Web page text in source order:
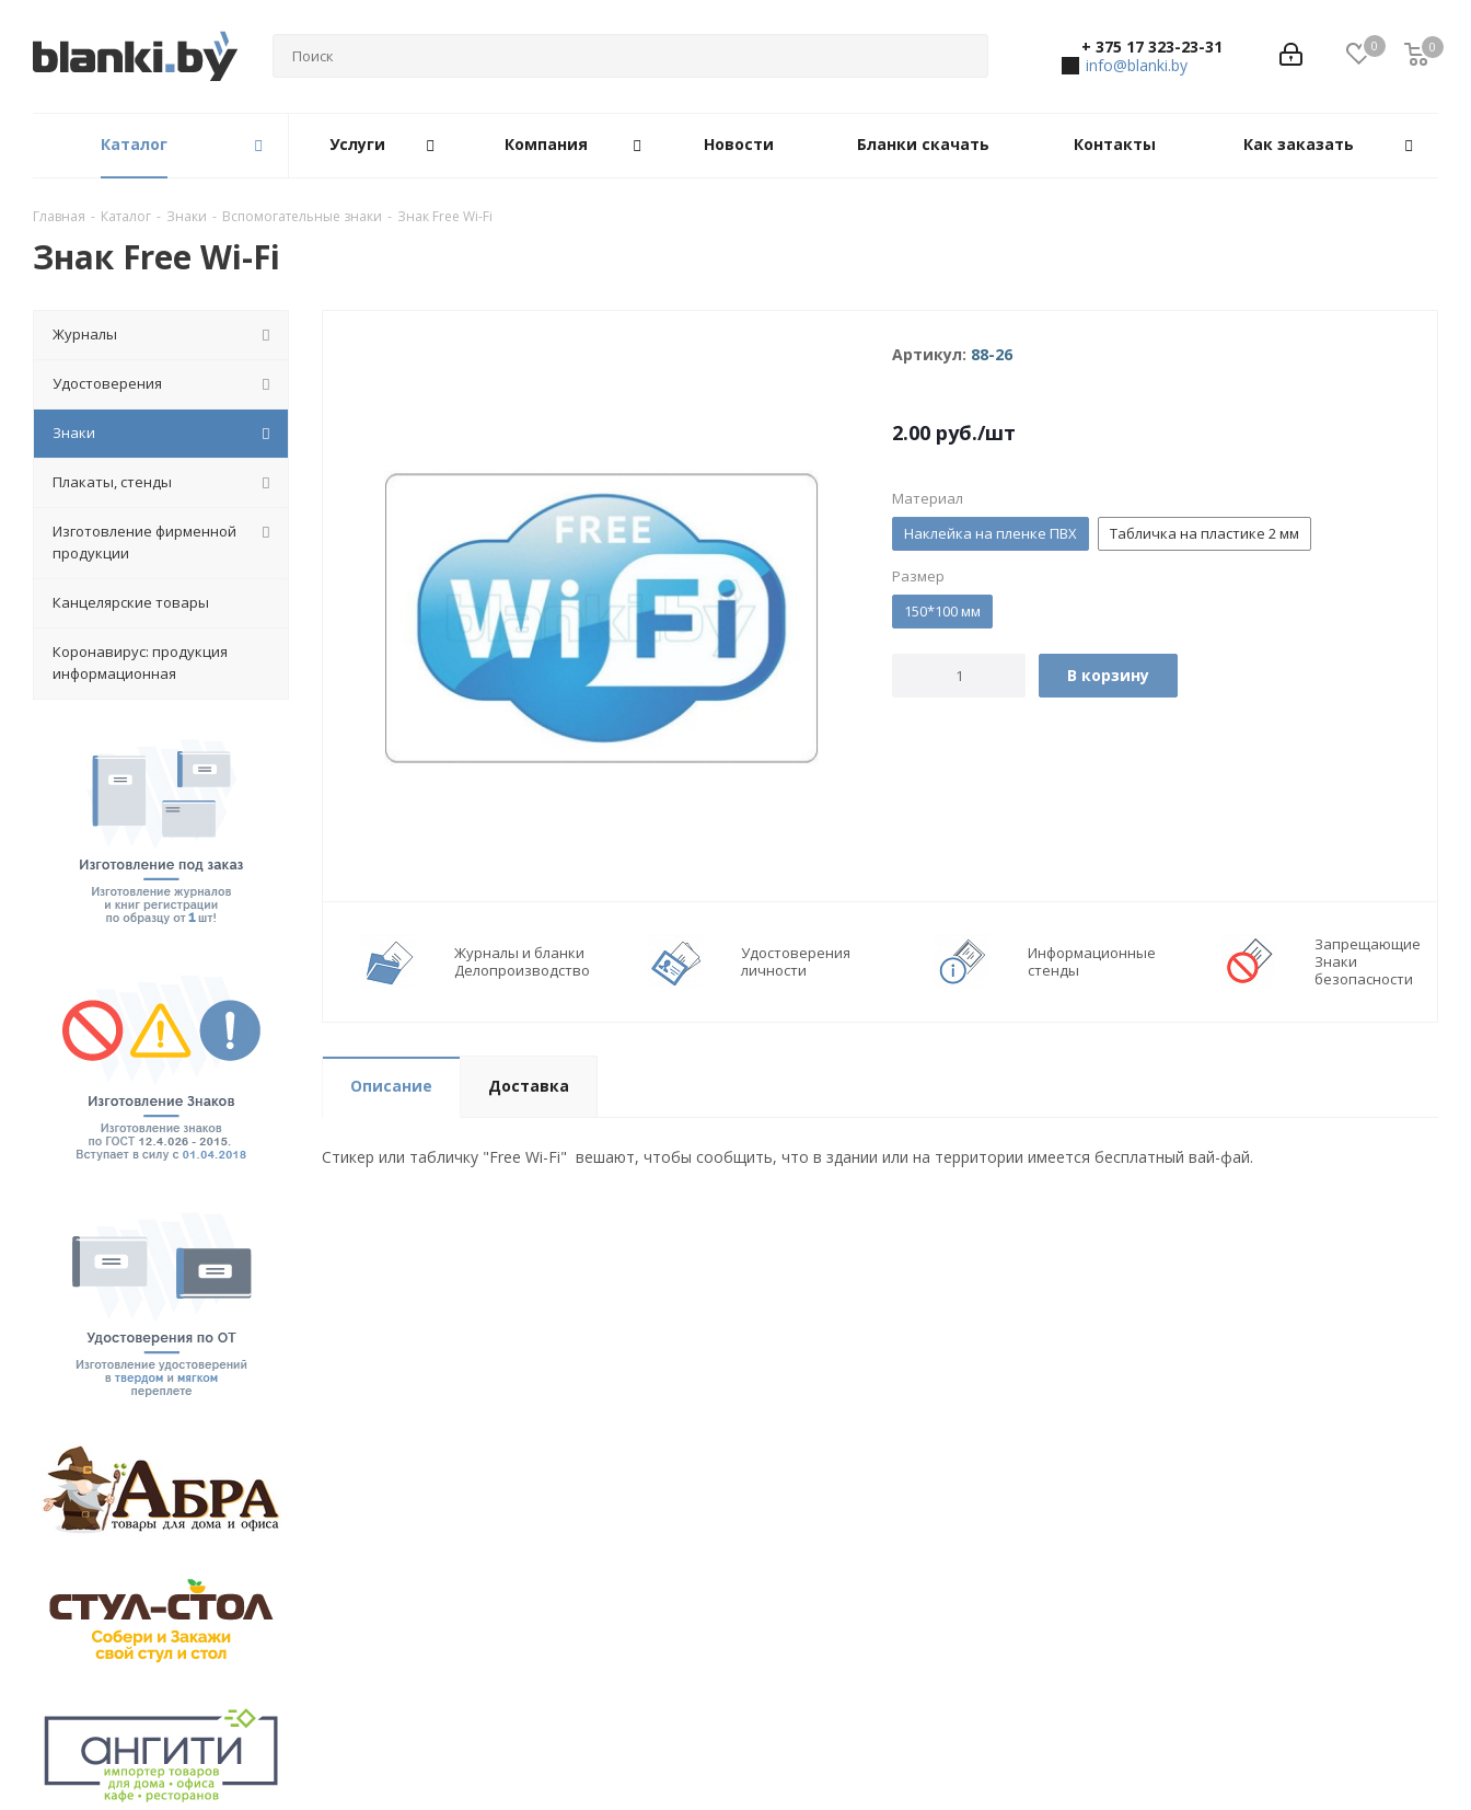
0 0
0
+ 375 17 323-23-31
info@blanki.by
Каталог Услуги Компания Новости Бланки скачать Контакты Как заказать
Главная - Каталог - Знаки - Вспомогательные знаки - Знак Free Wi-Fi
Знак Free Wi-Fi
Артикул: 88-26
2.00 руб./шт
Материал
Наклейка на пленке ПВХ
Табличка на пластике 2 мм
Размер
150*100 мм
В корзину
Журналы и бланки
Делопроизводство
Удостоверения
личности
Информационные
стенды
Запрещающие
Знаки
безопасности
Описание Доставка
Стикер или табличку "Free Wi-Fi" вешают, чтобы сообщить, что в здании или на территории имеется бесплатный вай-фай.
Журналы
Удостоверения
Знаки
Плакаты, стенды
Изготовление фирменной
продукции
Канцелярские товары
Коронавирус: продукция
информационная